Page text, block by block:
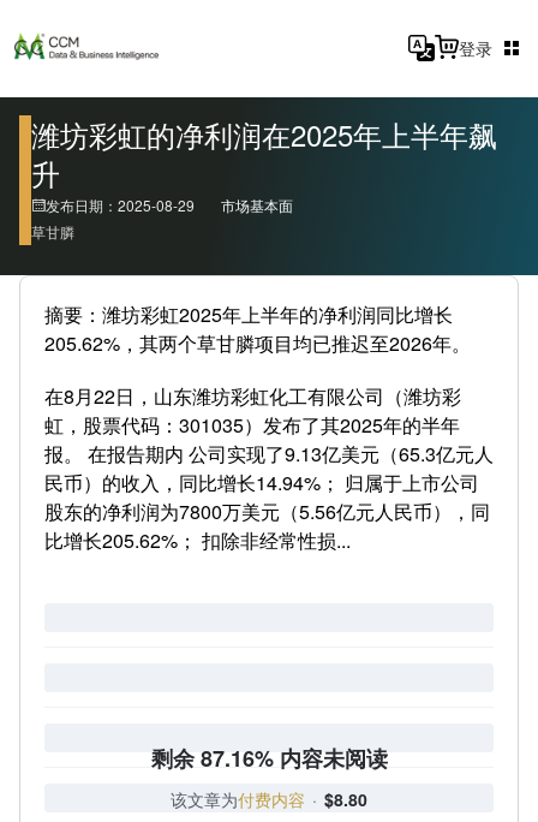
登录
潍坊彩虹的净利润在2025年上半年飙
升
发布日期：2025-08-29
市场基本面
草甘膦
摘要：潍坊彩虹2025年上半年的净利润同比增长
205.62%，其两个草甘膦项目均已推迟至2026年。
在8月22日，山东潍坊彩虹化工有限公司（潍坊彩
虹，股票代码：301035）发布了其2025年的半年
报。 在报告期内 公司实现了9.13亿美元（65.3亿元人
民币）的收入，同比增长14.94%； 归属于上市公司
股东的净利润为7800万美元（5.56亿元人民币），同
比增长205.62%； 扣除非经常性损...
剩余 87.16% 内容未阅读
该文章为付费内容 · $8.80